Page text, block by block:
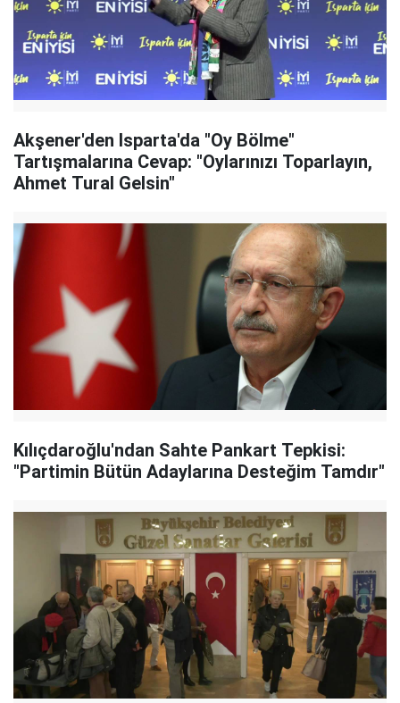
Akşener'den Isparta'da "Oy Bölme"
Tartışmalarına Cevap: "Oylarınızı Toparlayın,
Ahmet Tural Gelsin"
Kılıçdaroğlu'ndan Sahte Pankart Tepkisi:
"Partimin Bütün Adaylarına Desteğim Tamdır"